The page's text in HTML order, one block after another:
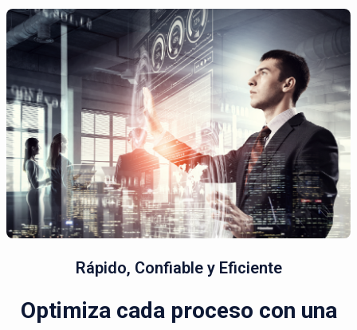
Rápido, Confiable y Eficiente
Optimiza cada proceso con una